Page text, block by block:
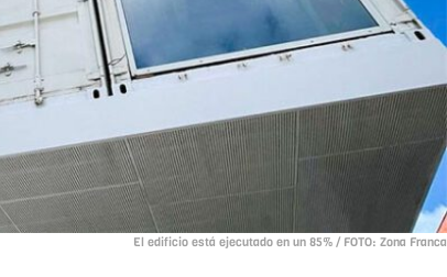
El edificio está ejecutado en un 85% / FOTO: Zona Franca